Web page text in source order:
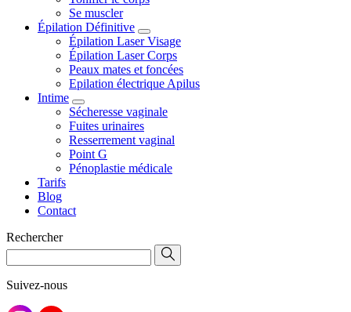
Se muscler
Épilation Définitive
Épilation Laser Visage
Épilation Laser Corps
Peaux mates et foncées
Epilation électrique Apilus
Intime
Sécheresse vaginale
Fuites urinaires
Resserrement vaginal
Point G
Pénoplastie médicale
Tarifs
Blog
Contact
Rechercher
Suivez-nous